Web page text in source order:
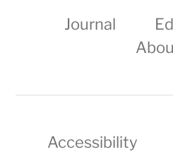
Journal
Accessibility